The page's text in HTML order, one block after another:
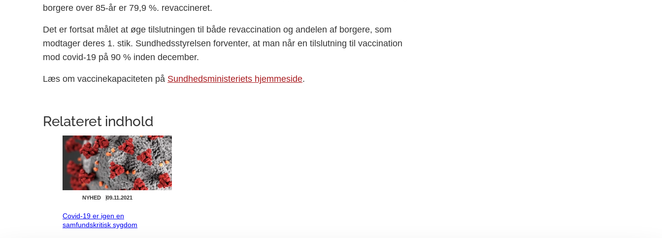
borgere over 85-år er 79,9 %. revaccineret.
Det er fortsat målet at øge tilslutningen til både revaccination og andelen af borgere, som
modtager deres 1. stik. Sundhedsstyrelsen forventer, at man når en tilslutning til vaccination
mod covid-19 på 90 % inden december.
Læs om vaccinekapaciteten på Sundhedsministeriets hjemmeside.
Relateret indhold
09.11.2021
NYHED
Covid-19 er igen en
samfundskritisk sygdom